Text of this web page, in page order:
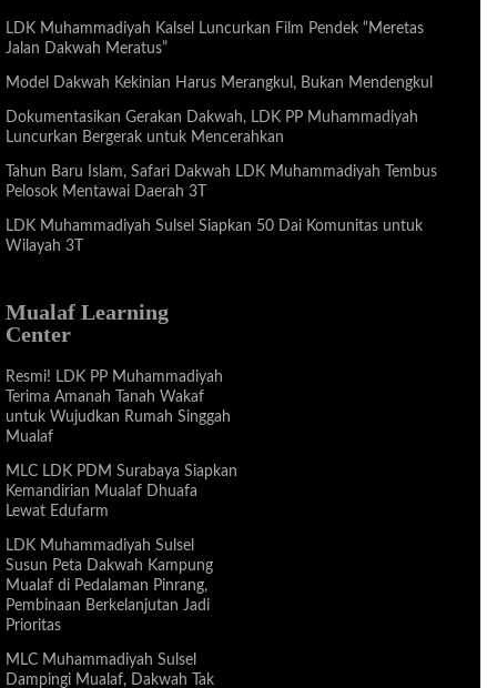
LDK Muhammadiyah Kalsel Luncurkan Film Pendek “Meretas
Jalan Dakwah Meratus”
Model Dakwah Kekinian Harus Merangkul, Bukan Mendengkul
Dokumentasikan Gerakan Dakwah, LDK PP Muhammadiyah
Luncurkan Bergerak untuk Mencerahkan
Tahun Baru Islam, Safari Dakwah LDK Muhammadiyah Tembus
Pelosok Mentawai Daerah 3T
LDK Muhammadiyah Sulsel Siapkan 50 Dai Komunitas untuk
Wilayah 3T
Mualaf Learning
Center
Resmi! LDK PP Muhammadiyah
Terima Amanah Tanah Wakaf
untuk Wujudkan Rumah Singgah
Mualaf
MLC LDK PDM Surabaya Siapkan
Kemandirian Mualaf Dhuafa
Lewat Edufarm
LDK Muhammadiyah Sulsel
Susun Peta Dakwah Kampung
Mualaf di Pedalaman Pinrang,
Pembinaan Berkelanjutan Jadi
Prioritas
MLC Muhammadiyah Sulsel
Dampingi Mualaf, Dakwah Tak